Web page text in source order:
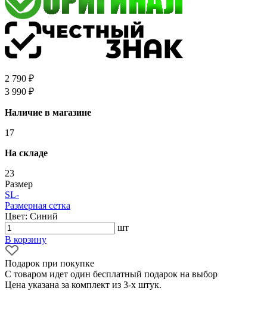
2 790 ₽
3 990 ₽
Наличие в магазине
17
На складе
23
Размер
SL-
Размерная сетка
Цвет: Синий
шт
В корзину
Подарок при покупке
С товаром идет один бесплатный подарок на выбор
Цена указана за комплект из 3-х штук.